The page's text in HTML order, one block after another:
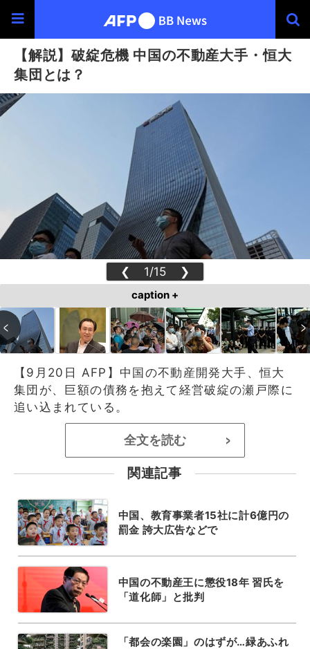
【解説】破綻危機 中国の不動産大手・恒大
集団とは？
❮ 1/15 ❯
caption +
【9月20日 AFP】中国の不動産開発大手、恒大
集団が、巨額の債務を抱えて経営破綻の瀬戸際に
追い込まれている。
全文を読む >
関連記事
中国、教育事業者15社に計6億円の
罰金 誇大広告などで
中国の不動産王に懲役18年 習氏を
「道化師」と批判
「都会の楽園」のはずが…緑あふれ